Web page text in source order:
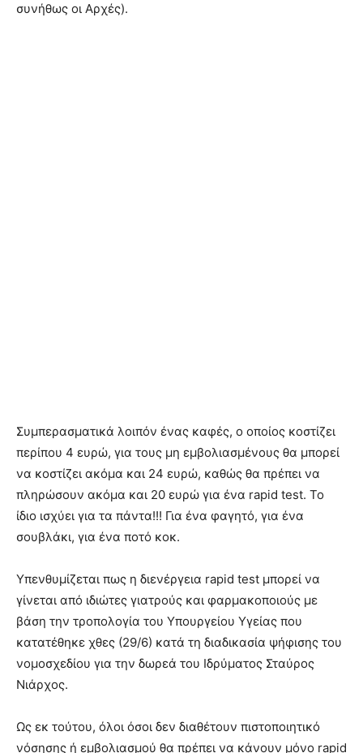
συνήθως οι Αρχές).
Συμπερασματικά λοιπόν ένας καφές, ο οποίος κοστίζει
περίπου 4 ευρώ, για τους μη εμβολιασμένους θα μπορεί
να κοστίζει ακόμα και 24 ευρώ, καθώς θα πρέπει να
πληρώσουν ακόμα και 20 ευρώ για ένα rapid test. Το
ίδιο ισχύει για τα πάντα!!! Για ένα φαγητό, για ένα
σουβλάκι, για ένα ποτό κοκ.
Υπενθυμίζεται πως η διενέργεια rapid test μπορεί να
γίνεται από ιδιώτες γιατρούς και φαρμακοποιούς με
βάση την τροπολογία του Υπουργείου Υγείας που
κατατέθηκε χθες (29/6) κατά τη διαδικασία ψήφισης του
νομοσχεδίου για την δωρεά του Ιδρύματος Σταύρος
Νιάρχος.
Ως εκ τούτου, όλοι όσοι δεν διαθέτουν πιστοποιητικό
νόσησης ή εμβολιασμού θα πρέπει να κάνουν μόνο rapid